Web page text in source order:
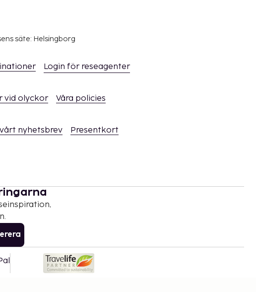
säte: Helsingborg
Login för reseagenter
vid olyckor Våra policies
nyhetsbrev Presentkort